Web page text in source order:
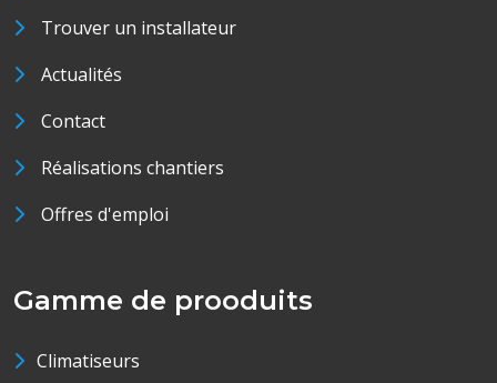
Trouver un installateur
Actualités
Contact
Réalisations chantiers
Offres d'emploi
Gamme de prooduits
Climatiseurs